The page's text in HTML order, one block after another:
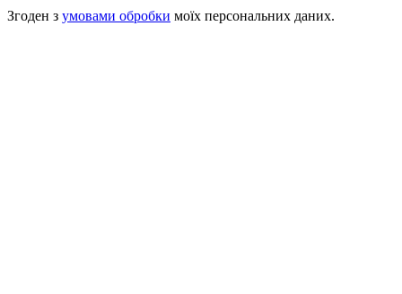
Згоден з умовами обробки моїх персональних даних.